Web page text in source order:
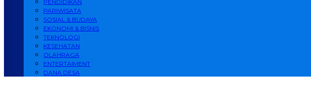
PENDIDIKAN
PARIWISATA
SOSIAL & BUDAYA
EKONOMI & BISNIS
TEKNOLOGI
KESEHATAN
OLAHRAGA
ENTERTAIMENT
DANA DESA